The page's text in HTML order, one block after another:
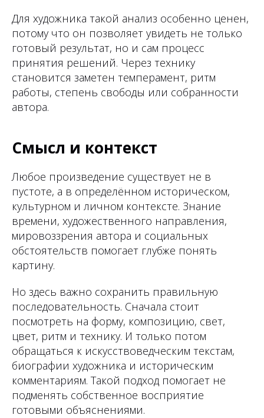
Для художника такой анализ особенно ценен,
потому что он позволяет увидеть не только
готовый результат, но и сам процесс
принятия решений. Через технику
становится заметен темперамент, ритм
работы, степень свободы или собранности
автора.
Смысл и контекст
Любое произведение существует не в
пустоте, а в определённом историческом,
культурном и личном контексте. Знание
времени, художественного направления,
мировоззрения автора и социальных
обстоятельств помогает глубже понять
картину.
Но здесь важно сохранить правильную
последовательность. Сначала стоит
посмотреть на форму, композицию, свет,
цвет, ритм и технику. И только потом
обращаться к искусствоведческим текстам,
биографии художника и историческим
комментариям. Такой подход помогает не
подменять собственное восприятие
готовыми объяснениями.